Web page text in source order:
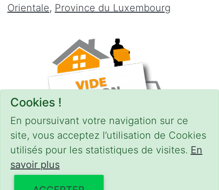
Cookies !
En poursuivant votre navigation sur ce
site, vous acceptez l’utilisation de Cookies
utilisés pour les statistiques de visites. En
savoir plus
Orientale, Province du Luxembourg
CONDITIONS-